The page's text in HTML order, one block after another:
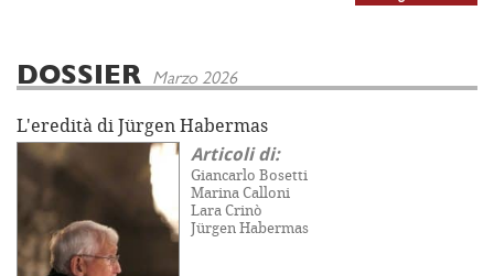
DOSSIER Marzo 2026
L'eredità di Jürgen Habermas
Articoli di:
Giancarlo Bosetti
Marina Calloni
Lara Crinò
Jürgen Habermas